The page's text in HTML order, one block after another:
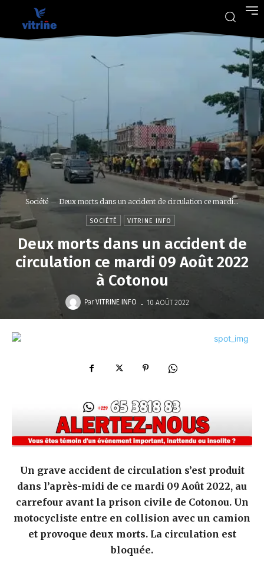
Société Deux morts dans un accident de circulation ce mardi...
SOCIÉTÉ VITRINE INFO
Deux morts dans un accident de
circulation ce mardi 09 Août 2022
à Cotonou
Par VITRINE INFO - 10 AOÛT 2022
Un grave accident de circulation s’est produit
dans l’après-midi de ce mardi 09 Août 2022, au
carrefour avant la prison civile de Cotonou. Un
motocycliste entre en collision avec un camion
et provoque deux morts. La circulation est
bloquée.